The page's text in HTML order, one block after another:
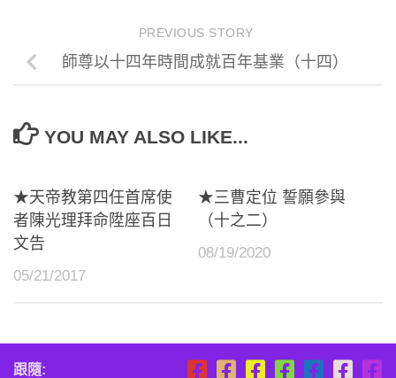
PREVIOUS STORY
師尊以十四年時間成就百年基業（十四）
YOU MAY ALSO LIKE...
★天帝教第四任首席使
者陳光理拜命陞座百日
文告
05/21/2017
★三曹定位 誓願參與
（十之二）
08/19/2020
跟隨: